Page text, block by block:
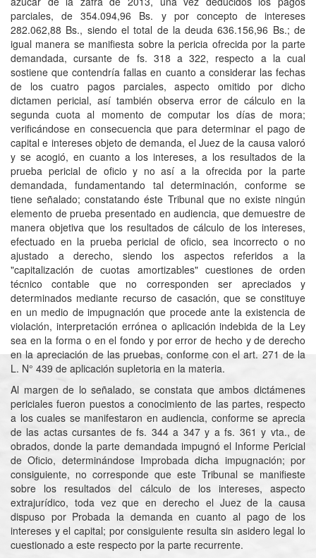
parciales, de 354.094,96 Bs. y por concepto de intereses
282.062,88 Bs., siendo el total de la deuda 636.156,96 Bs.; de
igual manera se manifiesta sobre la pericia ofrecida por la parte
demandada, cursante de fs. 318 a 322, respecto a la cual
sostiene que contendría fallas en cuanto a considerar las fechas
de los cuatro pagos parciales, aspecto omitido por dicho
dictamen pericial, así también observa error de cálculo en la
segunda cuota al momento de computar los días de mora;
verificándose en consecuencia que para determinar el pago de
capital e intereses objeto de demanda, el Juez de la causa valoró
y se acogió, en cuanto a los intereses, a los resultados de la
prueba pericial de oficio y no así a la ofrecida por la parte
demandada, fundamentando tal determinación, conforme se
tiene señalado; constatando éste Tribunal que no existe ningún
elemento de prueba presentado en audiencia, que demuestre de
manera objetiva que los resultados de cálculo de los intereses,
efectuado en la prueba pericial de oficio, sea incorrecto o no
ajustado a derecho, siendo los aspectos referidos a la
"capitalización de cuotas amortizables" cuestiones de orden
técnico contable que no corresponden ser apreciados y
determinados mediante recurso de casación, que se constituye
en un medio de impugnación que procede ante la existencia de
violación, interpretación errónea o aplicación indebida de la Ley
sea en la forma o en el fondo y por error de hecho y de derecho
en la apreciación de las pruebas, conforme con el art. 271 de la
L. N° 439 de aplicación supletoria en la materia.
Al margen de lo señalado, se constata que ambos dictámenes
periciales fueron puestos a conocimiento de las partes, respecto
a los cuales se manifestaron en audiencia, conforme se aprecia
de las actas cursantes de fs. 344 a 347 y a fs. 361 y vta., de
obrados, donde la parte demandada impugnó el Informe Pericial
de Oficio, determinándose Improbada dicha impugnación; por
consiguiente, no corresponde que este Tribunal se manifieste
sobre los resultados del cálculo de los intereses, aspecto
extrajurídico, toda vez que en derecho el Juez de la causa
dispuso por Probada la demanda en cuanto al pago de los
intereses y el capital; por consiguiente resulta sin asidero legal lo
cuestionado a este respecto por la parte recurrente.